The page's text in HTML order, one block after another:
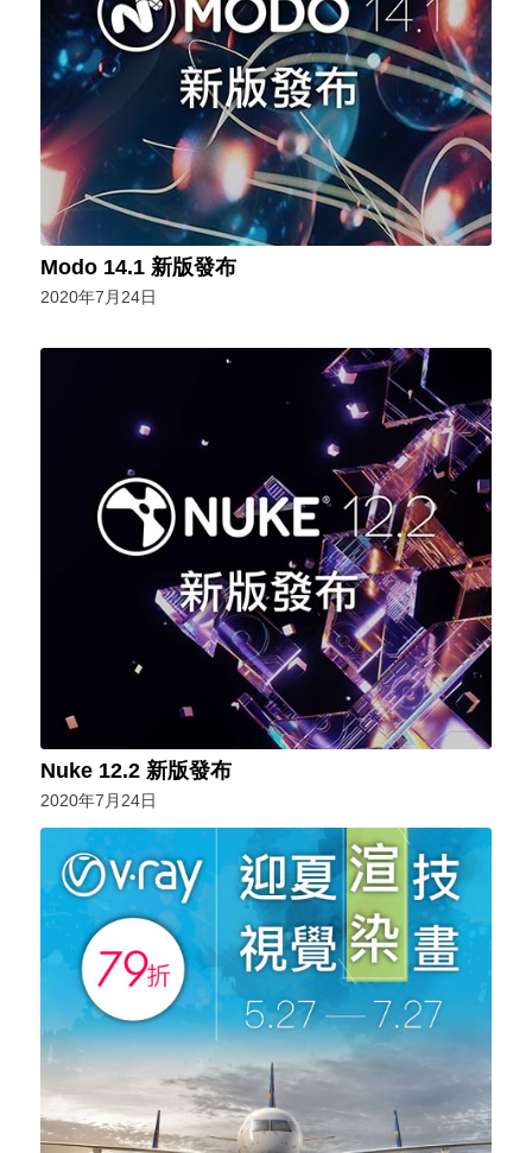
Modo 14.1 新版發布
2020年7月24日
Nuke 12.2 新版發布
2020年7月24日